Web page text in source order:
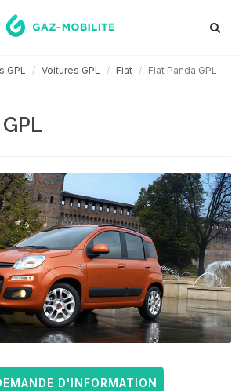
GPL Voitures GPL Fiat Fiat Panda GPL
D'INFORMATION